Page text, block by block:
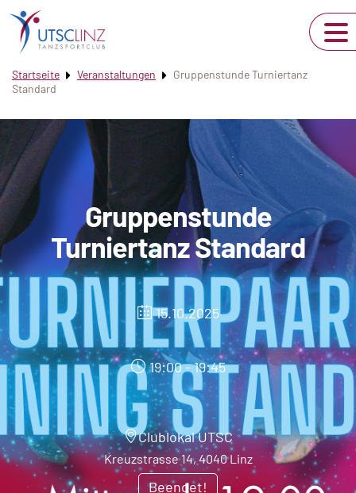
Startseite Veranstaltungen
Gruppenstunde Turniertanz
Standard
Gruppenstunde
Turniertanz Standard
15.10.2025
Beendet!
19:00 - 19:45
Clublokal UTSC
Kreuzstrasse 14, 4040 Linz